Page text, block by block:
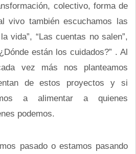
colectivo, forma de
vivo también escuchamos las
vida”, “Las cuentas no salen”,
están los cuidados?” . Al
vez más nos planteamos
de estos proyectos y si
a alimentar a quienes
podemos.
pasado o estamos pasando